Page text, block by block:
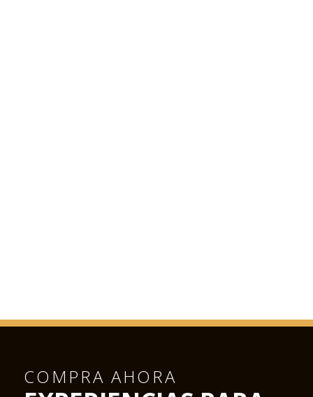
COMPRA AHORA